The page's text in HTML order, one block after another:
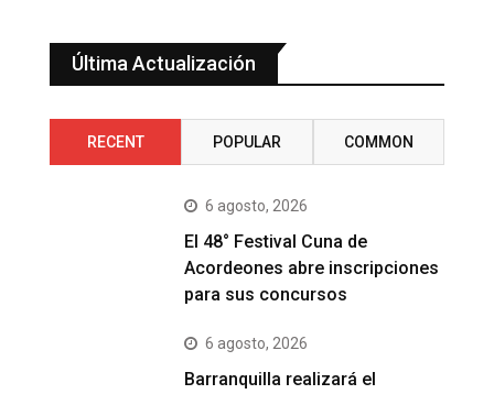
Última Actualización
RECENT POPULAR COMMON
6 agosto, 2026
El 48° Festival Cuna de
Acordeones abre inscripciones
para sus concursos
6 agosto, 2026
Barranquilla realizará el